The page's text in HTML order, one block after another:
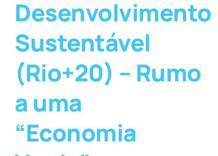
Desenvolvimento
Sustentável
(Rio+20) – Rumo
a uma
“Economia